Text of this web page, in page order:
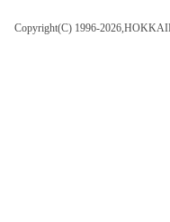
Copyright(C) 1996-